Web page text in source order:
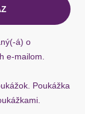
á) o
e-mailom.
Poukážka